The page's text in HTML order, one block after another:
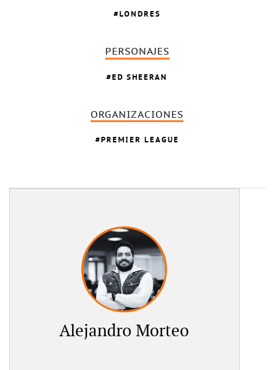
LONDRES
PERSONAJES
ED SHEERAN
ORGANIZACIONES
PREMIER LEAGUE
Alejandro Morteo